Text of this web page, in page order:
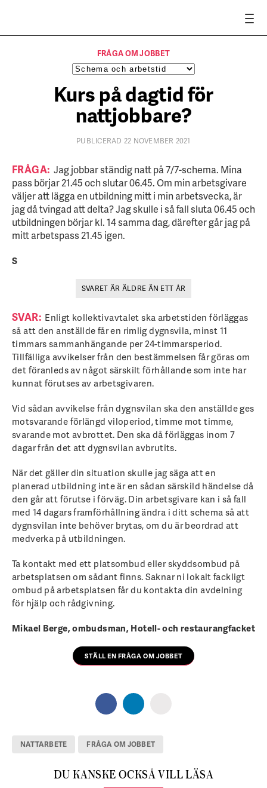
FRÅGA OM JOBBET
Kurs på dagtid för
nattjobbare?
PUBLICERAD 22 NOVEMBER 2021
FRÅGA: Jag jobbar ständig natt på 7/7-schema. Mina
pass börjar 21.45 och slutar 06.45. Om min arbetsgivare
väljer att lägga en utbildning mitt i min arbetsvecka, är
jag då tvingad att delta? Jag skulle i så fall sluta 06.45 och
utbildningen börjar kl. 14 samma dag, därefter går jag på
mitt arbetspass 21.45 igen.
S
SVARET ÄR ÄLDRE ÄN ETT ÅR
SVAR: Enligt kollektivavtalet ska arbetstiden förläggas
så att den anställde får en rimlig dygnsvila, minst 11
timmars sammanhängande per 24-timmarsperiod.
Tillfälliga avvikelser från den bestämmelsen får göras om
det föranleds av något särskilt förhållande som inte har
kunnat förutses av arbetsgivaren.
Vid sådan avvikelse från dygnsvilan ska den anställde ges
motsvarande förlängd viloperiod, timme mot timme,
svarande mot avbrottet. Den ska då förläggas inom 7
dagar från det att dygnsvilan avbrutits.
När det gäller din situation skulle jag säga att en
planerad utbildning inte är en sådan särskild händelse då
den går att förutse i förväg. Din arbetsgivare kan i så fall
med 14 dagars framförhållning ändra i ditt schema så att
dygnsvilan inte behöver brytas, om du är beordrad att
medverka på utbildningen.
Ta kontakt med ett platsombud eller skyddsombud på
arbetsplatsen om sådant finns. Saknar ni lokalt fackligt
ombud på arbetsplatsen får du kontakta din avdelning
för hjälp och rådgivning.
Mikael Berge, ombudsman, Hotell- och restaurangfacket
STÄLL EN FRÅGA OM JOBBET
NATTARBETE FRÅGA OM JOBBET
DU KANSKE OCKSÅ VILL LÄSA